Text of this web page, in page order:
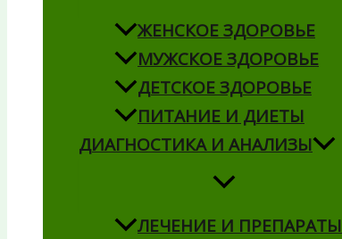
ЖЕНСКОЕ ЗДОРОВЬЕ
МУЖСКОЕ ЗДОРОВЬЕ
ДЕТСКОЕ ЗДОРОВЬЕ
ПИТАНИЕ И ДИЕТЫ
ДИАГНОСТИКА И АНАЛИЗЫ
ЛЕЧЕНИЕ И ПРЕПАРАТЫ